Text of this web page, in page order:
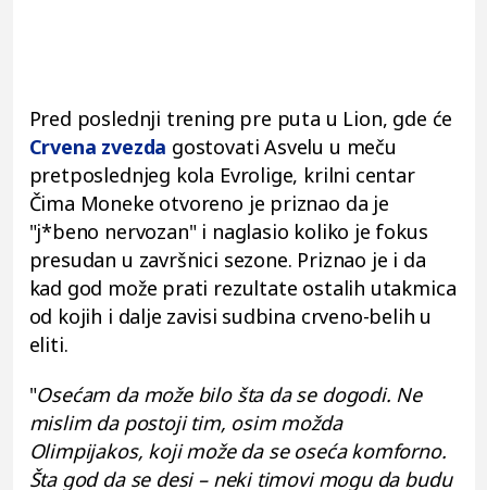
Pred poslednji trening pre puta u Lion, gde će
Crvena zvezda gostovati Asvelu u meču
pretposlednjeg kola Evrolige, krilni centar
Čima Moneke otvoreno je priznao da je
"j*beno nervozan" i naglasio koliko je fokus
presudan u završnici sezone. Priznao je i da
kad god može prati rezultate ostalih utakmica
od kojih i dalje zavisi sudbina crveno-belih u
eliti.
"Osećam da može bilo šta da se dogodi. Ne
mislim da postoji tim, osim možda
Olimpijakos, koji može da se oseća komforno.
Šta god da se desi – neki timovi mogu da budu